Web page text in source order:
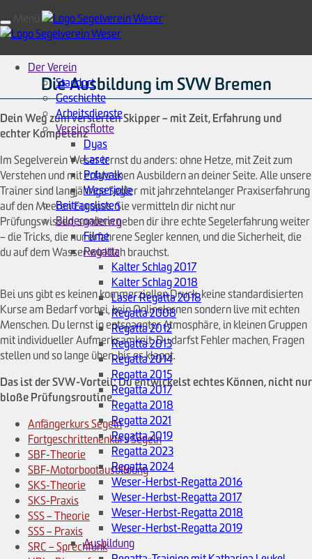
Der Verein
Standort
Geschichte
Arbeitsdienste
Vereinsflotte
Dyas
Laser
Polyvalk
Weserjolle
Beitragslisten
Bildergalerien
Filme
Regatta
Kalter Schlag 2017
Kalter Schlag 2018
Laser Regatta 2018
Regatta 2008
Regatta 2012
Regatta 2013
Regatta 2014
Regatta 2015
Regatta 2017
Regatta 2018
Regatta 2021
Regatta 2019
Regatta 2023
Regatta 2024
Weser-Herbst-Regatta 2016
Weser-Herbst-Regatta 2017
Weser-Herbst-Regatta 2018
Weser-Herbst-Regatta 2019
Ausbildung
Die Ausbildung im SVW Bremen
Dein Weg zum versierten Skipper – mit Zeit, Erfahrung und
echter Kompetenz
Im Segelverein Weser lernst du anders: ohne Hetze, mit Zeit zum
Verstehen und mit erfahrenen Ausbildern an deiner Seite. Alle unsere
Trainer sind langjährige Segler mit jahrzehntelanger Praxiserfahrung
auf den Meeren Europas. Sie vermitteln dir nicht nur
Prüfungswissen, sondern geben dir ihre echte Segelerfahrung weiter
– die Tricks, die nur erfahrene Segler kennen, und die Sicherheit, die
du auf dem Wasser wirklich brauchst.
Bei uns gibt es keinen kommerziellen Druck, keine standardisierten
Kurse am Bedarf vorbei, kein Onlinelernen sondern live mit echten
Menschen. Du lernst in entspannter Atmosphäre, in kleinen Gruppen
mit individueller Aufmerksamkeit. Du darfst Fehler machen, Fragen
stellen und so lange üben, bis es klappt.
Das ist der SVW-Vorteil: Du entwickelst echtes Können, nicht nur
bloße Prüfungsroutine.
Anfängerkurs Segeln
Fortgeschrittenenkurs Segeln
SBF-Theorie
SBF-Motorbootausbildung
SKS-Theorie
SKS-Praxis
SSS – Theorie
SSS – Praxis
SRC – Sprechfunk